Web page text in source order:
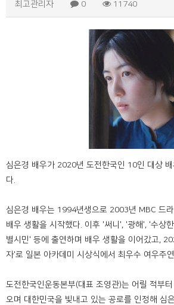
최고관리자 0 11740
심은경 배우가 2020년 도전한국인 10인 대상
다.
심은경 배우는 1994년생으로 2003년 MBC 드
배우 생활을 시작했다. 이후 '써니', '광해', '수상
별시민' 등에 출연하며 배우 생활을 이어갔고,
자'로 일본 아카데미 시상식에서 최우수 여우주
도전한국인운동본부(대표 조영관)는 어릴 적부
오며 대한민국을 빛내고 있는 공로를 인정해 심